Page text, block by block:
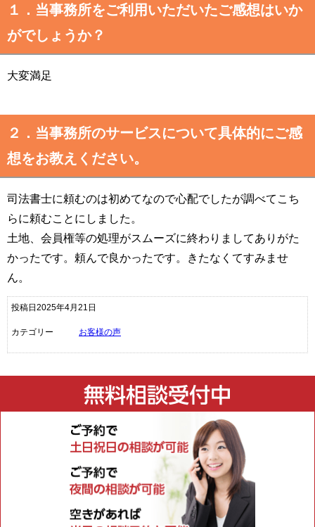
１．当事務所をご利用いただいたご感想はいか
がでしょうか？
大変満足
２．当事務所のサービスについて具体的にご感
想をお教えください。
司法書士に頼むのは初めてなので心配でしたが調べてこち
らに頼むことにしました。
土地、会員権等の処理がスムーズに終わりましてありがた
かったです。頼んで良かったです。きたなくてすみませ
ん。
投稿日2025年4月21日
カテゴリー お客様の声